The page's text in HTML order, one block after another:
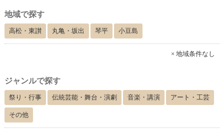
地域で探す
高松・東讃 丸亀・坂出 琴平 小豆島
× 地域条件なし
ジャンルで探す
祭り・行事 伝統芸能・舞台・演劇 音楽・講演 アート・工芸
その他